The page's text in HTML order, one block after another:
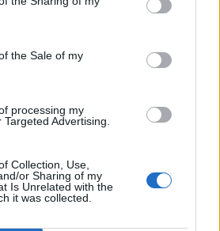
the Sale of my
processing my
Advertising.
Collection, Use,
or Sharing of my
Is Unrelated with the
it was collected.
o tėvas buvo kolūkio
metams iki mirties.
man buvo perduota ne žodžiais.
žadėjo tėvą išmesti
noriu palinkėti sveikatos
bendraamžių arba net